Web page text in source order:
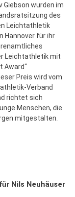
Giebson wurden im
des
Leichtathletik
Hannover für ihr
Leichtathletik mit
Award“
Preis wird vom
Verband
richtet sich
Menschen, die
mitgestalten.
Nils Neuhäuser